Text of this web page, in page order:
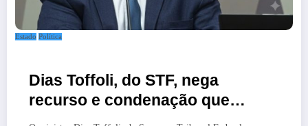
Estado Política
Dias Toffoli, do STF, nega
recurso e condenação que
pode deixar Garotinho